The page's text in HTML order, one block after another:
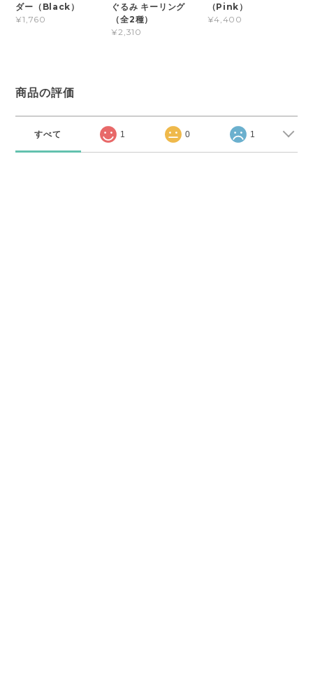
ダー（Black）
¥1,760
ぐるみ キーリング
（全2種）
¥2,310
（Pink）
¥4,400
商品の評価
すべて 1 0 1